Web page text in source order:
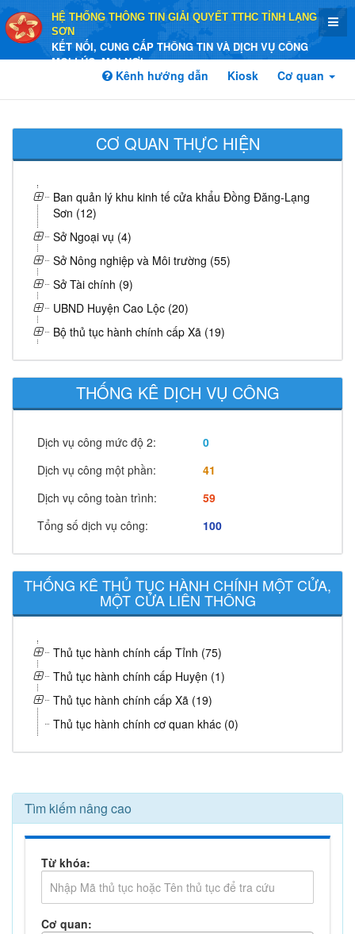
HỆ THỐNG THÔNG TIN GIẢI QUYẾT TTHC TỈNH LẠNG
SƠN
KẾT NỐI, CUNG CẤP THÔNG TIN VÀ DỊCH VỤ CÔNG
MỌI LÚC, MỌI NƠI
Kênh hướng dẫn Kiosk Cơ quan
CƠ QUAN THỰC HIỆN
Ban quản lý khu kinh tế cửa khẩu Đồng Đăng-Lạng
Sơn (12)
Sở Ngoại vụ (4)
Sở Nông nghiệp và Môi trường (55)
Sở Tài chính (9)
UBND Huyện Cao Lộc (20)
Bộ thủ tục hành chính cấp Xã (19)
THỐNG KÊ DỊCH VỤ CÔNG
Dịch vụ công mức độ 2:
0
Dịch vụ công một phần:
41
Dịch vụ công toàn trình:
59
Tổng số dịch vụ công:
100
THỐNG KÊ THỦ TỤC HÀNH CHÍNH MỘT CỬA,
MỘT CỬA LIÊN THÔNG
Thủ tục hành chính cấp Tỉnh (75)
Thủ tục hành chính cấp Huyện (1)
Thủ tục hành chính cấp Xã (19)
Thủ tục hành chính cơ quan khác (0)
Tìm kiếm nâng cao
Từ khóa:
Cơ quan: